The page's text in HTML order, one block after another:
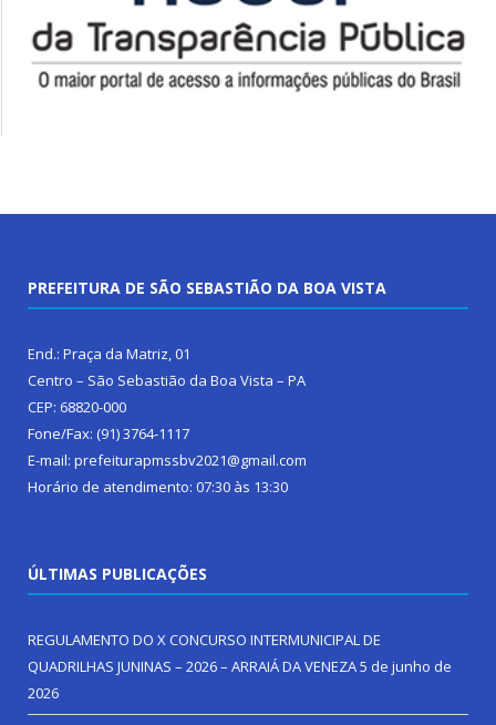
PREFEITURA DE SÃO SEBASTIÃO DA BOA VISTA
End.: Praça da Matriz, 01
Centro – São Sebastião da Boa Vista – PA
CEP: 68820-000
Fone/Fax: (91) 3764-1117
E-mail: prefeiturapmssbv2021@gmail.com
Horário de atendimento: 07:30 às 13:30
ÚLTIMAS PUBLICAÇÕES
REGULAMENTO DO X CONCURSO INTERMUNICIPAL DE
QUADRILHAS JUNINAS – 2026 – ARRAIÁ DA VENEZA5 de junho de
2026